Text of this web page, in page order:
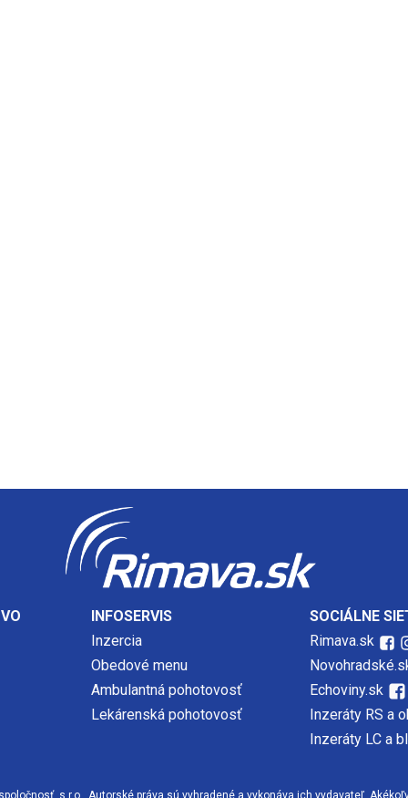
INFOSERVIS
Inzercia
Obedové menu
Ambulantná pohotovosť
Lekárenská pohotovosť
SOCIÁLNE
Rimava.sk
Echoviny.sk
Inzeráty RS a
Inzeráty LC a